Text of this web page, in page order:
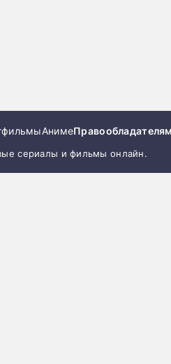
Аниме
сериалы и фильмы онлайн.